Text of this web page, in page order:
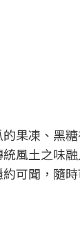
果凍、黑
風土之味
可聞，隨